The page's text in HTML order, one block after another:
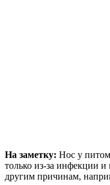
На заметку: Нос у
только из-за инфекции
другим причинам,